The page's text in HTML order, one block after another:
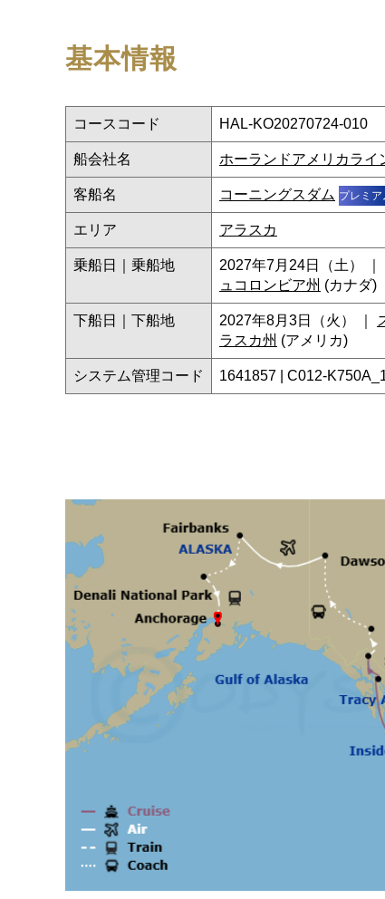
基本情報
コースコード HAL-KO20270724-010
船会社名 ホーランドアメリカライ
客船名 コーニングスダム プレミア
エリア アラスカ
乗船日｜乗船地 2027年7月24日（土） ｜
ュコロンビア州 (カナダ)
下船日｜下船地 2027年8月3日（火） ｜
ラスカ州 (アメリカ)
システム管理コード 1641857 | C012-